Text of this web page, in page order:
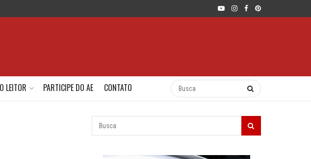
LEITOR PARTICIPE DO AE CONTATO